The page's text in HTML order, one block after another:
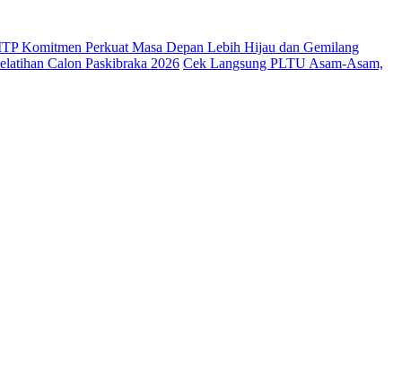
Komitmen Perkuat Masa Depan Lebih Hijau dan Gemilang
Calon Paskibraka 2026 Cek Langsung PLTU Asam-Asam,